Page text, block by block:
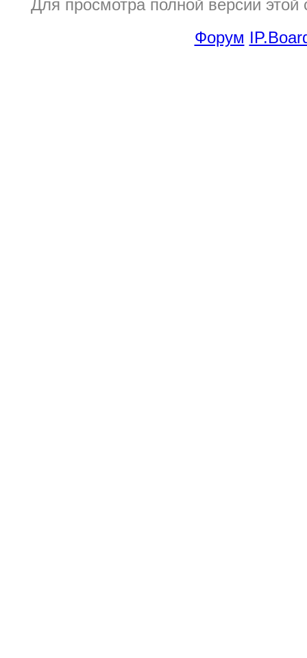
Для просмотра полной версии
Форум